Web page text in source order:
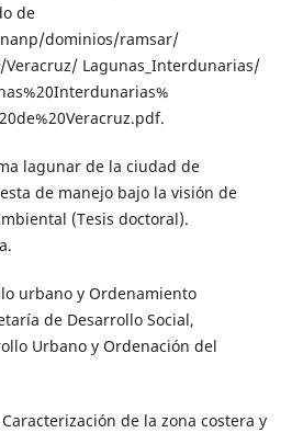
de
dominios/ramsar/
Veracruz/ Lagunas_Interdunarias/
lagunar de la ciudad de
de manejo bajo la visión de
(Tesis doctoral).
urbano y Ordenamiento
de Desarrollo Social,
Urbano y Ordenación del
de la zona costera y